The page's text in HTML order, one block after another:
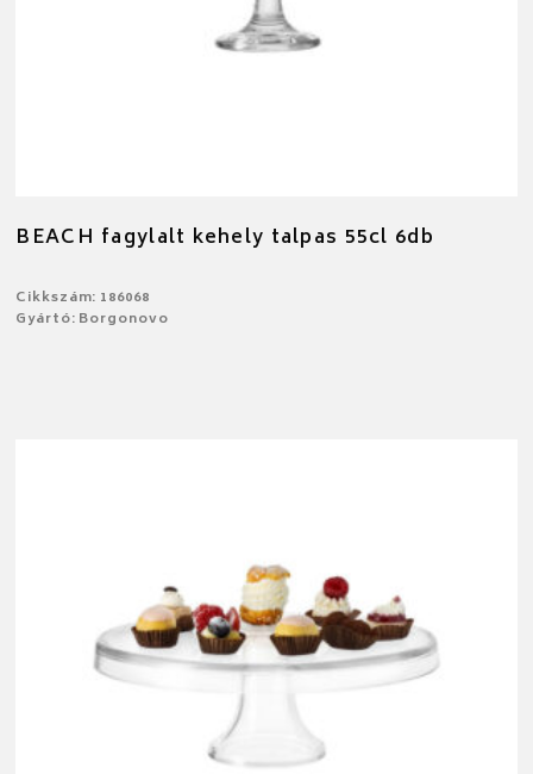
BEACH fagylalt kehely talpas 55cl 6db
Cikkszám: 186068
Gyártó: Borgonovo